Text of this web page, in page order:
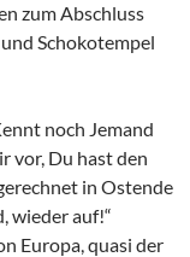
zum Abschluss
Schokotempel
noch Jemand
vor, Du hast den
in Ostende
wieder auf!“
Europa, quasi der